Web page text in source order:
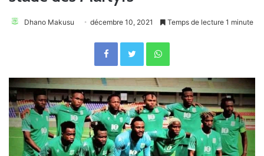
Dhano Makusu décembre 10, 2021 Temps de lecture 1 minute
FacebookTwitterWhatsApp